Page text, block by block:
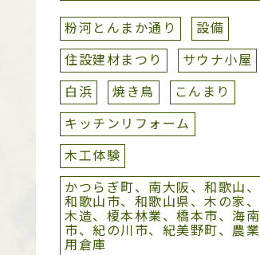
粉河とんまか通り
設備
住設建材まつり
サウナ小屋
白浜
焼き鳥
こんまり
キッチンリフォーム
木工体験
かつらぎ町、南大阪、和歌山、
和歌山市、和歌山県、木の家、
木造、榎本林業、橋本市、海南
市、紀の川市、紀美野町、農業
用倉庫